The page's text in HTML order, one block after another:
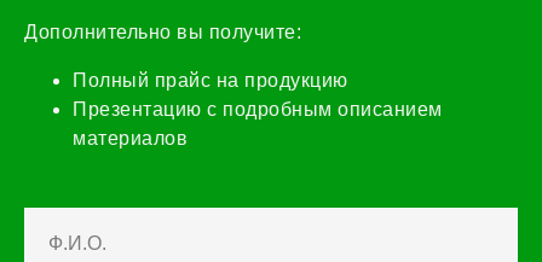
Дополнительно вы получите:
Полный прайс на продукцию
Презентацию с подробным описанием
материалов